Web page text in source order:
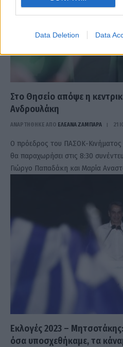
Data Deletion Data
Στο Θησείο απόψε η
Ανδρουλάκη
ΑΝΑΡΤΗΘΗΚΕ ΑΠΟ ΕΛΕΑΝΑ ΖΑΜΠΑΡΑ 21
Ο πρόεδρος του ΠΑΣΟΚ-
θα παραχωρήσει στις 8:30
Γιώργο Παπαδάκη και Μαρία
Εκλογές 2023 –
όσα υποσχεθήκαμε, τα